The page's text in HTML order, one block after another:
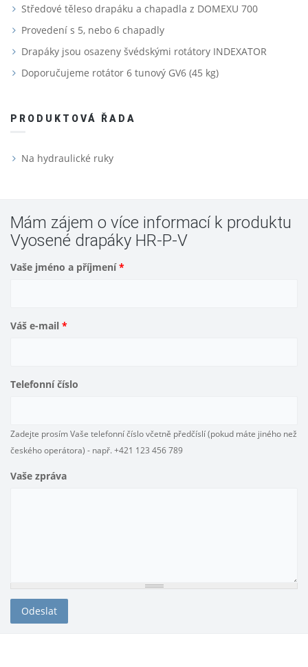
Středové těleso drapáku a chapadla z DOMEXU 700
Provedení s 5, nebo 6 chapadly
Drapáky jsou osazeny švédskými rotátory INDEXATOR
Doporučujeme rotátor 6 tunový GV6 (45 kg)
PRODUKTOVÁ ŘADA
Na hydraulické ruky
Mám zájem o více informací k produktu
Vyosené drapáky HR-P-V
Vaše jméno a příjmení*
Váš e-mail *
Telefonní číslo
Zadejte prosím Vaše telefonní číslo včetně předčíslí (pokud máte jiného než
českého operátora) - např. +421 123 456 789
Vaše zpráva